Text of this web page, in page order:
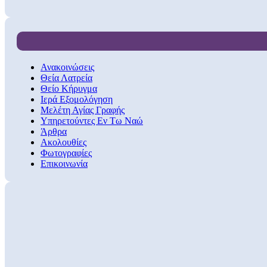
Ανακοινώσεις
Θεία Λατρεία
Θείο Κήρυγμα
Ιερά Εξομολόγηση
Μελέτη Αγίας Γραφής
Υπηρετούντες Εν Τω Ναώ
Άρθρα
Ακολουθίες
Φωτογραφίες
Επικοινωνία